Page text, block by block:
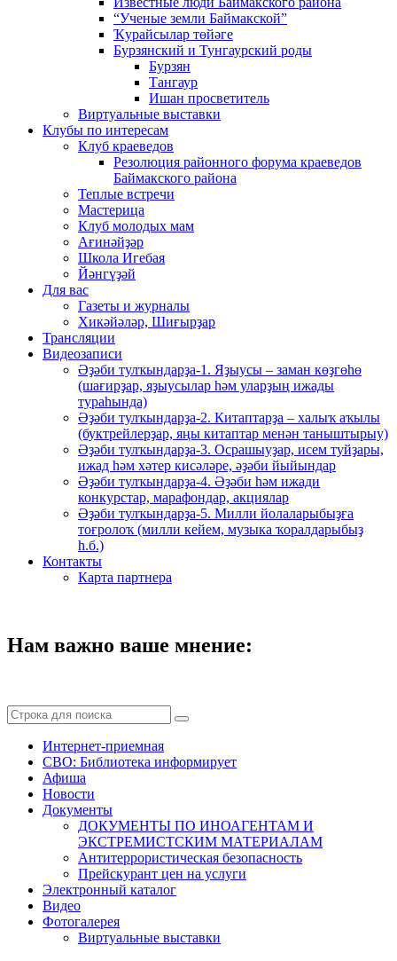
“Ученые земли Баймакской”
Ҡурайсылар төйәге
Бурзянский и Тунгаурский роды
Бурзян
Тангаур
Ишан просветитель
Виртуальные выставки
Клубы по интересам
Клуб краеведов
Резолюция районного форума краеведов
Баймакского района
Теплые встречи
Мастерица
Клуб молодых мам
Ағинәйҙәр
Школа Игебая
Йәнгүҙәй
Для вас
Газеты и журналы
Хикәйәләр, Шиғырҙар
Трансляции
Видеозаписи
Әҙәби тулҡындарҙа-1. Яҙыусы – заман көҙгөһө
(шағирҙар, яҙыусылар һәм уларҙың ижады
тураһында)
Әҙәби тулҡындарҙа-2. Китаптарҙа – халыҡ аҡылы
(буктрейлерҙар, яңы китаптар менән таныштырыу)
Әҙәби тулҡындарҙа-3. Осрашыуҙар, исем туйҙары,
ижад һәм хәтер кисәләре, әҙәби йыйындар
Әҙәби тулҡындарҙа-4. Әҙәби һәм ижади
конкурстар, марафондар, акциялар
Әҙәби тулҡындарҙа-5. Милли йолаларыбыҙға
тоғролоҡ (милли кейем, музыка ҡоралдарыбыҙ
һ.б.)
Контакты
Карта партнера
Нам важно ваше мнение:
Интернет-приемная
СВО: Библиотека информирует
Афиша
Новости
Документы
ДОКУМЕНТЫ ПО ИНОАГЕНТАМ И
ЭКСТРЕМИСТСКИМ МАТЕРИАЛАМ
Антитеррористическая безопасность
Прейскурант цен на услуги
Электронный каталог
Видео
Фотогалерея
Виртуальные выставки